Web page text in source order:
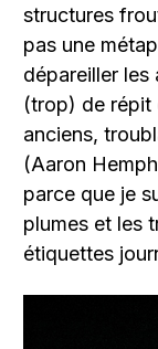
structures
pas une
dépareiller les
(trop) de répit
anciens,
(Aaron
parce que je
plumes et les
étiquettes